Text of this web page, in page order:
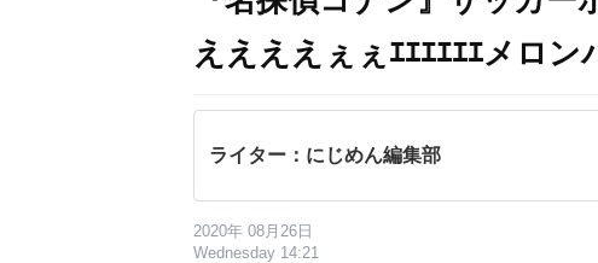
ええええぇぇｴｴｴｴｴｴメロン
ライター：にじめん編集部
2020年 08月26日
Wednesday 14:21